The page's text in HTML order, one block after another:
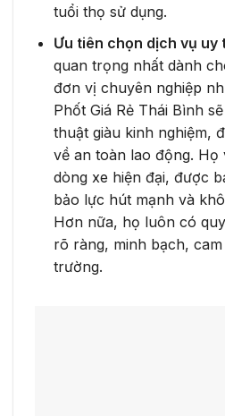
tuổi thọ sử dụng.
Ưu tiên chọn dịch vụ uy
quan trọng nhất dành
đơn vị chuyên nghiệp
Phốt Giá Rẻ Thái Bình
thuật giàu kinh nghiệm,
về an toàn lao động. Họ
dòng xe hiện đại, được
bảo lực hút mạnh và
Hơn nữa, họ luôn có
rõ ràng, minh bạch,
trường.